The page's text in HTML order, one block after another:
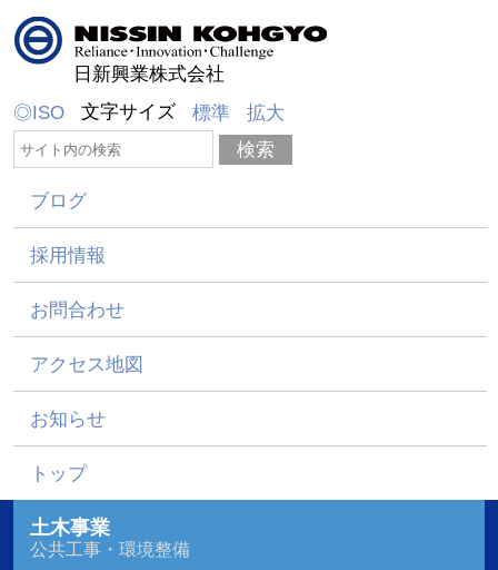
日新興業株式会社
◎ISO
文字サイズ 標準 拡大
ブログ
採用情報
お問合わせ
アクセス地図
お知らせ
トップ
土木事業
公共工事・環境整備